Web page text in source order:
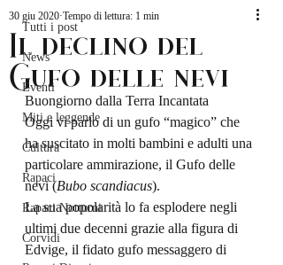
Tutti i post
News
Eventi
Miti e leggende
Cultura
Rapaci
Rapaci Notturni
Corvidi
Il declino del
Gufo delle nevi
30 giu 2020 Tempo di lettura: 1 min
Buongiorno dalla Terra Incantata
Oggi vi parlo di un gufo “magico” che
ha suscitato in molti bambini e adulti una
particolare ammirazione, il Gufo delle
nevi (Bubo scandiacus).
La sua popolarità lo fa esplodere negli
ultimi due decenni grazie alla figura di
Edvige, il fidato gufo messaggero di